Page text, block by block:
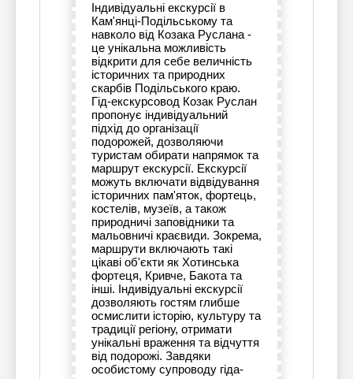
Індивідуальні екскурсії в
Кам'янці-Подільському та
навколо від Козака Руслана -
це унікальна можливість
відкрити для себе величність
історичних та природних
скарбів Подільського краю.
Гід-екскурсовод Козак Руслан
пропонує індивідуальний
підхід до організації
подорожей, дозволяючи
туристам обирати напрямок та
маршрут екскурсії. Екскурсії
можуть включати відвідування
історичних пам'яток, фортець,
костелів, музеїв, а також
природничі заповідники та
мальовничі краєвиди. Зокрема,
маршрути включають такі
цікаві об'єкти як Хотинська
фортеця, Кривче, Бакота та
інші. Індивідуальні екскурсії
дозволяють гостям глибше
осмислити історію, культуру та
традиції регіону, отримати
унікальні враження та відчуття
від подорожі. Завдяки
особистому супроводу гіда-